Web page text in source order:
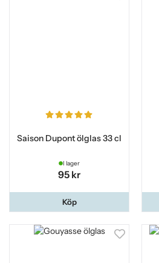
Saison Dupont ölglas 33 cl
I lager
95 kr
Köp